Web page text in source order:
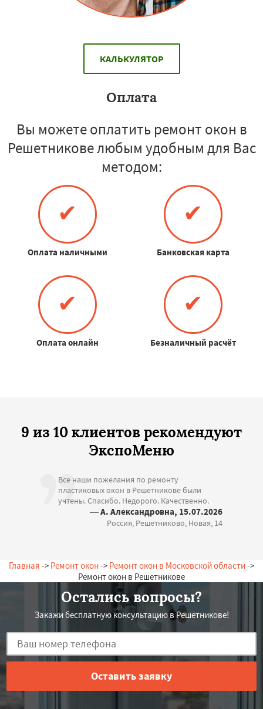
КАЛЬКУЛЯТОР
Оплата
Вы можете оплатить ремонт окон в
Решетникове любым удобным для Вас
методом:
✔
Оплата наличными
✔
Банковская карта
✔
Оплата онлайн
✔
Безналичный расчёт
9 из 10 клиентов рекомендуют
ЭкспоМеню
Все наши пожелания по ремонту
пластиковых окон в Решетникове были
учтены. Спасибо. Недорого. Качественно.
— А. Александровна, 15.07.2026
Россия, Решетниково, Новая, 14
Главная -> Ремонт окон-> Ремонт окон в Московской области->
Ремонт окон в Решетникове
Остались вопросы?
Закажи бесплатную консультацию в Решетникове!